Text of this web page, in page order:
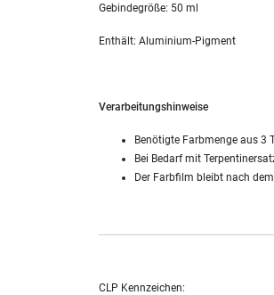
Gebindegröße: 50 ml
Enthält: Aluminium-Pigment
Verarbeitungshinweise
Benötigte Farbmenge aus 3
Bei Bedarf mit
Der Farbfilm bleibt nach
CLP Kennzeichen: